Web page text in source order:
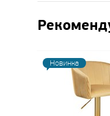
Новинка